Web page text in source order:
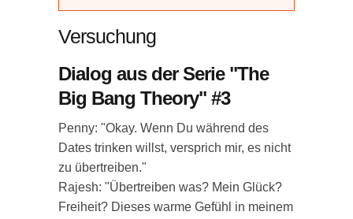
Versuchung
Dialog aus der Serie "The
Big Bang Theory" #3
Penny: "Okay. Wenn Du während des
Dates trinken willst, versprich mir, es nicht
zu übertreiben."
Rajesh: "Übertreiben was? Mein Glück?
Freiheit? Dieses warme Gefühl in meinem